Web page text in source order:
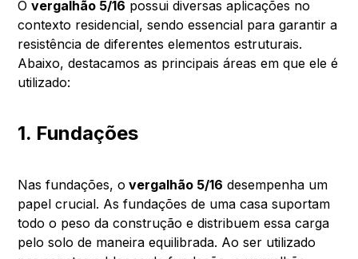
Overgalhão 5/16 possui diversas aplicações no
contexto residencial, sendo essencial para garantir a
resistência de diferentes elementos estruturais.
Abaixo, destacamos as principais áreas em que ele é
utilizado:
1. Fundações
Nas fundações, o vergalhão 5/16 desempenha um
papel crucial. As fundações de uma casa suportam
todo o peso da construção e distribuem essa carga
pelo solo de maneira equilibrada. Ao ser utilizado